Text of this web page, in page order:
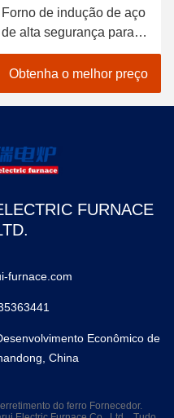
Forno de indução de aço
de alta segurança para
ouro Tempo de fusão curto
Alta durabilidade
Obtenha o melhor preço
FURNACE
furnace.com
Econômico de
China
do ferro Fornecedor.